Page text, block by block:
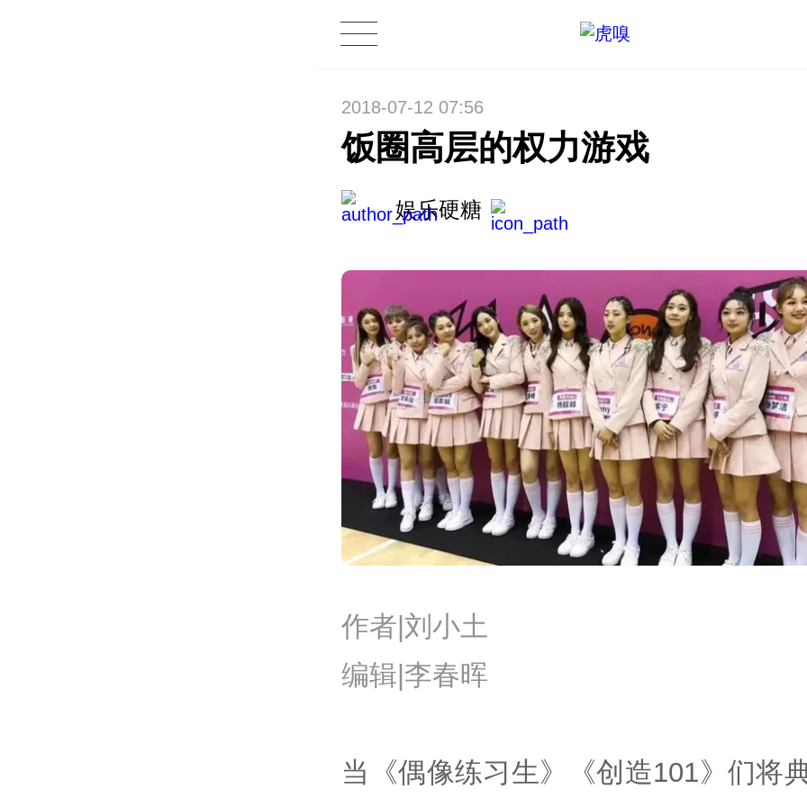
2018-07-12 07:56
饭圈高层的权力游戏
娱乐硬糖
作者|刘小土
编辑|李春晖
当《偶像练习生》《创造101》们将